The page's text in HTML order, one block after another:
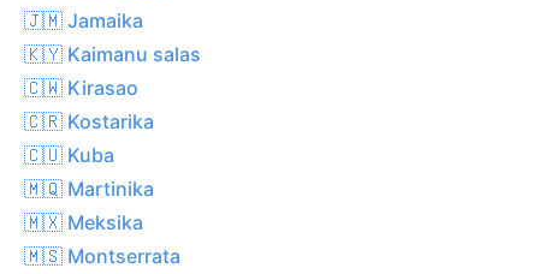
🇯🇲 Jamaika
🇰🇾 Kaimanu salas
🇨🇼 Kirasao
🇨🇷 Kostarika
🇨🇺 Kuba
🇲🇶 Martinika
🇲🇽 Meksika
🇲🇸 Montserrata